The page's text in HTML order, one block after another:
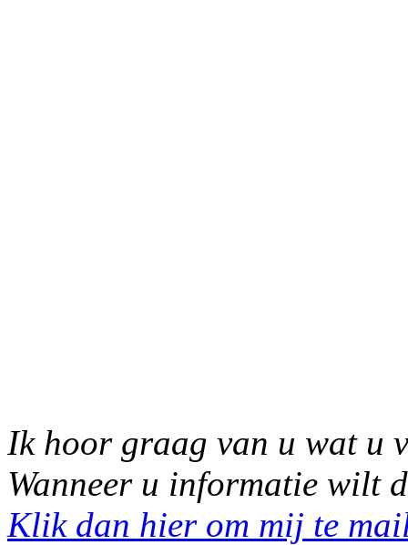
Ik hoor graag van u wat u
Wanneer u informatie wilt
Klik dan hier om mij te